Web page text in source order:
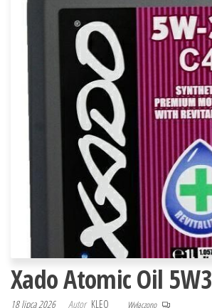
Xado Atomic Oil
18 lipca 2026 Autor KLEO Wyłączono